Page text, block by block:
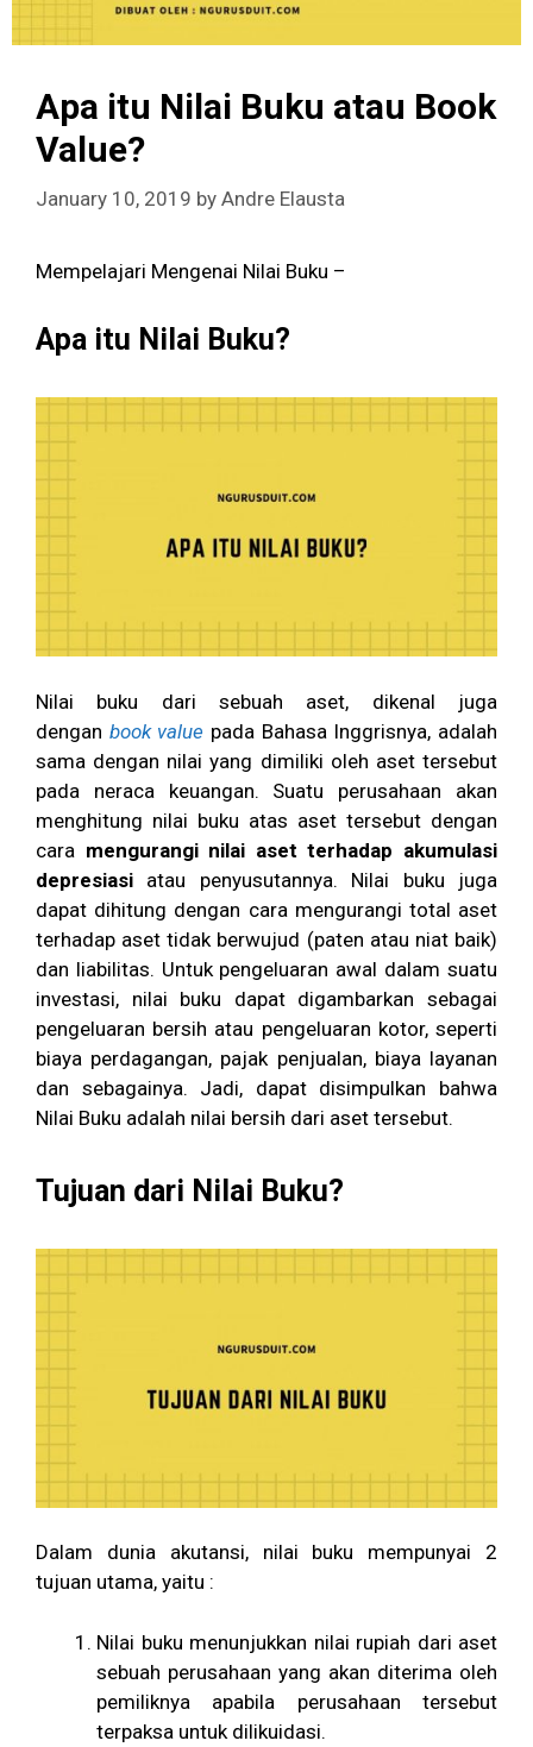
Apa itu Nilai Buku atau Book
Value?
January 10, 2019 by Andre Elausta
Mempelajari Mengenai Nilai Buku –
Apa itu Nilai Buku?
Nilai buku dari sebuah aset, dikenal juga
dengan book value pada Bahasa Inggrisnya, adalah
sama dengan nilai yang dimiliki oleh aset tersebut
pada neraca keuangan. Suatu perusahaan akan
menghitung nilai buku atas aset tersebut dengan
cara mengurangi nilai aset terhadap akumulasi
depresiasi atau penyusutannya. Nilai buku juga
dapat dihitung dengan cara mengurangi total aset
terhadap aset tidak berwujud (paten atau niat baik)
dan liabilitas. Untuk pengeluaran awal dalam suatu
investasi, nilai buku dapat digambarkan sebagai
pengeluaran bersih atau pengeluaran kotor, seperti
biaya perdagangan, pajak penjualan, biaya layanan
dan sebagainya. Jadi, dapat disimpulkan bahwa
Nilai Buku adalah nilai bersih dari aset tersebut.
Tujuan dari Nilai Buku?
Dalam dunia akutansi, nilai buku mempunyai 2
tujuan utama, yaitu :
Nilai buku menunjukkan nilai rupiah dari aset
sebuah perusahaan yang akan diterima oleh
pemiliknya apabila perusahaan tersebut
terpaksa untuk dilikuidasi.